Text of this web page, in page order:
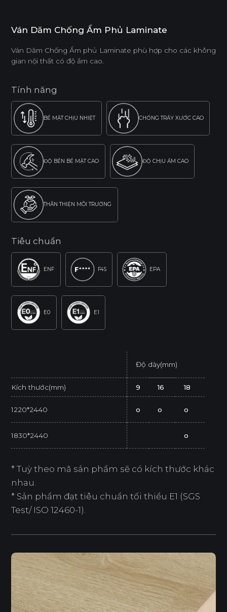
Ván Dăm Chống Ẩm Phủ Laminate
Ván Dăm Chống Ẩm phủ Laminate phù hợp cho các không
gian nội thất có độ ẩm cao.
Tính năng
BỀ MẶT CHỊU NHIỆT CHỐNG TRẦY XƯỚC CAO
ĐỘ BỀN BỀ MẶT CAO ĐỘ CHỊU ẨM CAO
THÂN THIỆN MÔI TRƯỜNG
Tiêu chuẩn
ENF F4S EPA
E0 E1
Độ dày(mm)
Kích thước(mm) 9 16 18
1220*2440 o o o
1830*2440 o
* Tuỳ theo mã sản phẩm sẽ có kích thước khác
nhau.
* Sản phẩm đạt tiêu chuẩn tối thiểu E1 (SGS
Test/ ISO 12460-1).